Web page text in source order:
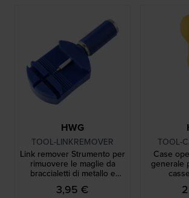
HWG
TOOL-LINKREMOVER
Link remover Strumento per
rimuovere le maglie da
braccialetti di metallo e
plastica
3,95 €
TOOL-
Case
generale